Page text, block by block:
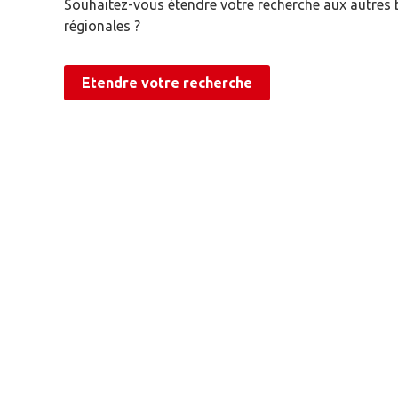
Souhaitez-vous étendre votre recherche aux autres
régionales ?
Etendre votre recherche